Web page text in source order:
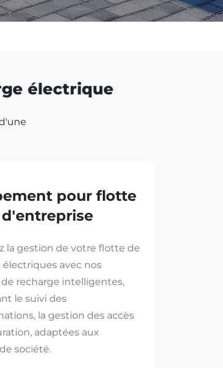
électrique
pour flotte
d'entreprise
la gestion de votre flotte de
électriques avec nos
recharge intelligentes,
le suivi des
la gestion des accès
adaptées aux
société.